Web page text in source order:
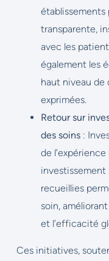
établissements
transparente,
avec les
également les
haut niveau de
exprimées.
Retour sur
des soins:
de
recueillies
soin,
et l’efficacité
Ces initiatives,